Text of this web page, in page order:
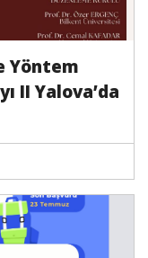
Yöntem
II Yalova’da